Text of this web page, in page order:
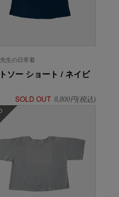
生の日常着
ソー ショート / ネイビ
SOLD OUT 8,800円(税込)